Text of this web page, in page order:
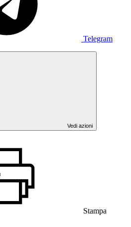
Telegram
Vedi azioni
Stampa